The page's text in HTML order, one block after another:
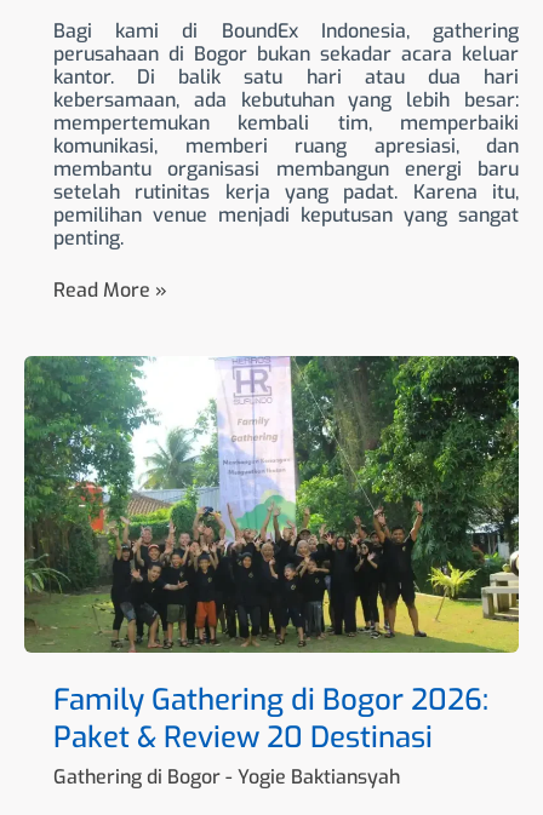
Bagi kami di BoundEx Indonesia, gathering
perusahaan di Bogor bukan sekadar acara keluar
kantor. Di balik satu hari atau dua hari
kebersamaan, ada kebutuhan yang lebih besar:
mempertemukan kembali tim, memperbaiki
komunikasi, memberi ruang apresiasi, dan
membantu organisasi membangun energi baru
setelah rutinitas kerja yang padat. Karena itu,
pemilihan venue menjadi keputusan yang sangat
penting.
Read More »
Family Gathering di Bogor 2026:
Paket & Review 20 Destinasi
Gathering di Bogor-Yogie Baktiansyah
Family
Gathering
di
Bogor
2026:
Paket
&
Review
20
Destinasi